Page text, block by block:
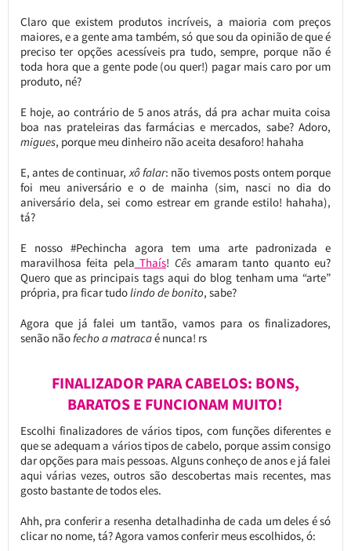
Claro que existem produtos incríveis, a maioria com preços
maiores, e a gente ama também, só que sou da opinião de que é
preciso ter opções acessíveis pra tudo, sempre, porque não é
toda hora que a gente pode (ou quer!) pagar mais caro por um
produto, né?
E hoje, ao contrário de 5 anos atrás, dá pra achar muita coisa
boa nas prateleiras das farmácias e mercados, sabe? Adoro,
migues, porque meu dinheiro não aceita desaforo! hahaha
E, antes de continuar,xô falar: não tivemos posts ontem porque
foi meu aniversário e o de mainha (sim, nasci no dia do
aniversário dela, sei como estrear em grande estilo! hahaha),
tá?
E nosso #Pechincha agora tem uma arte padronizada e
maravilhosa feita pela Thaís! Cêsamaram tanto quanto eu?
Quero que as principais tags aqui do blog tenham uma “arte”
própria, pra ficar tudolindo de bonito, sabe?
Agora que já falei um tantão, vamos para os finalizadores,
senão nãofecho a matracaé nunca! rs
FINALIZADOR PARA CABELOS: BONS,
BARATOS E FUNCIONAM MUITO!
Escolhi finalizadores de vários tipos, com funções diferentes e
que se adequam a vários tipos de cabelo, porque assim consigo
dar opções para mais pessoas. Alguns conheço de anos e já falei
aqui várias vezes, outros são descobertas mais recentes, mas
gosto bastante de todos eles.
Ahh, pra conferir a resenha detalhadinha de cada um deles é só
clicar no nome, tá? Agora vamos conferir meus escolhidos, ó: